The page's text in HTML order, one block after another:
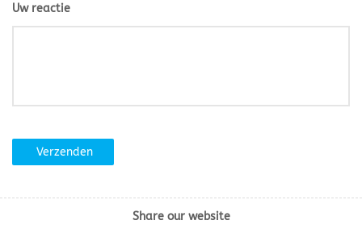
Uw reactie
Verzenden
Share our website